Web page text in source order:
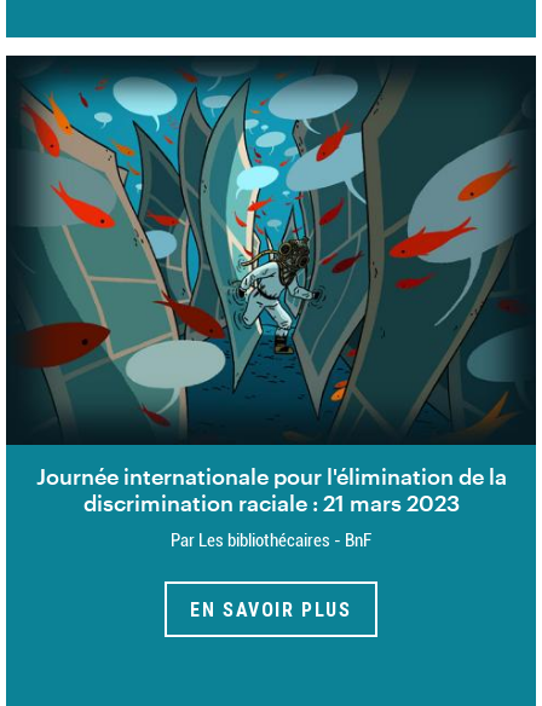
Journée internationale pour l'élimination de la
discrimination raciale : 21 mars 2023
Par Les bibliothécaires - BnF
EN SAVOIR PLUS